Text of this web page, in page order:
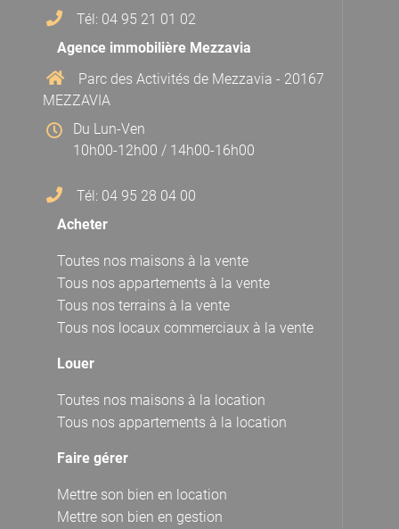
Tél: 04 95 21 01 02
Agence immobilière Mezzavia
Parc des Activités de Mezzavia - 20167
MEZZAVIA
Du Lun-Ven
10h00-12h00 / 14h00-16h00
Tél: 04 95 28 04 00
Acheter
Toutes nos maisons à la vente
Tous nos appartements à la vente
Tous nos terrains à la vente
Tous nos locaux commerciaux à la vente
Louer
Toutes nos maisons à la location
Tous nos appartements à la location
Faire gérer
Mettre son bien en location
Mettre son bien en gestion